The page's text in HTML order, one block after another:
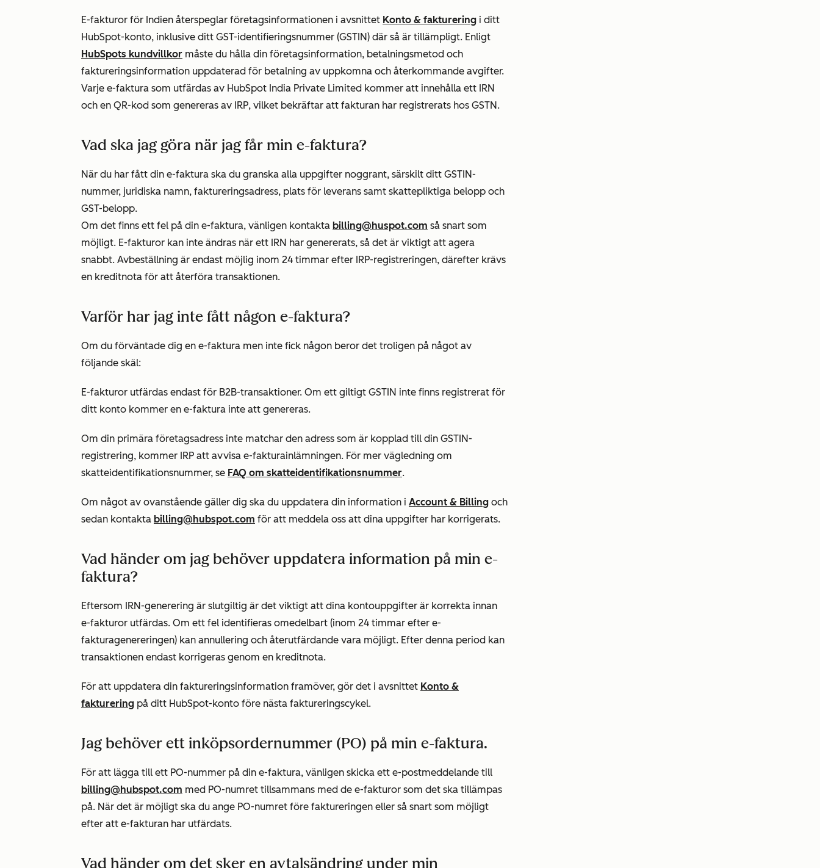
E-fakturor för Indien återspeglar företagsinformationen i avsnittet Konto & fakturering i ditt
HubSpot-konto, inklusive ditt GST-identifieringsnummer (GSTIN) där så är tillämpligt. Enligt
HubSpots kundvillkor måste du hålla din företagsinformation, betalningsmetod och
faktureringsinformation uppdaterad för betalning av uppkomna och återkommande avgifter.
Varje e-faktura som utfärdas av HubSpot India Private Limited kommer att innehålla ett IRN
och en QR-kod som genereras av IRP, vilket bekräftar att fakturan har registrerats hos GSTN.
Vad ska jag göra när jag får min e-faktura?
När du har fått din e-faktura ska du granska alla uppgifter noggrant, särskilt ditt GSTIN-
nummer, juridiska namn, faktureringsadress, plats för leverans samt skattepliktiga belopp och
GST-belopp.
Om det finns ett fel på din e-faktura, vänligen kontakta billing@huspot.com så snart som
möjligt. E-fakturor kan inte ändras när ett IRN har genererats, så det är viktigt att agera
snabbt. Avbeställning är endast möjlig inom 24 timmar efter IRP-registreringen, därefter krävs
en kreditnota för att återföra transaktionen.
Varför har jag inte fått någon e-faktura?
Om du förväntade dig en e-faktura men inte fick någon beror det troligen på något av
följande skäl:
E-fakturor utfärdas endast för B2B-transaktioner. Om ett giltigt GSTIN inte finns registrerat för
ditt konto kommer en e-faktura inte att genereras.
Om din primära företagsadress inte matchar den adress som är kopplad till din GSTIN-
registrering, kommer IRP att avvisa e-fakturainlämningen. För mer vägledning om
skatteidentifikationsnummer, se FAQ om skatteidentifikationsnummer.
Om något av ovanstående gäller dig ska du uppdatera din information i Account & Billing och
sedan kontakta billing@hubspot.com för att meddela oss att dina uppgifter har korrigerats.
Vad händer om jag behöver uppdatera information på min e-
faktura?
Eftersom IRN-generering är slutgiltig är det viktigt att dina kontouppgifter är korrekta innan
e-fakturor utfärdas. Om ett fel identifieras omedelbart (inom 24 timmar efter e-
fakturagenereringen) kan annullering och återutfärdande vara möjligt. Efter denna period kan
transaktionen endast korrigeras genom en kreditnota.
För att uppdatera din faktureringsinformation framöver, gör det i avsnittet Konto &
fakturering på ditt HubSpot-konto före nästa faktureringscykel.
Jag behöver ett inköpsordernummer (PO) på min e-faktura.
För att lägga till ett PO-nummer på din e-faktura, vänligen skicka ett e-postmeddelande till
billing@hubspot.com med PO-numret tillsammans med de e-fakturor som det ska tillämpas
på. När det är möjligt ska du ange PO-numret före faktureringen eller så snart som möjligt
efter att e-fakturan har utfärdats.
Vad händer om det sker en avtalsändring under min